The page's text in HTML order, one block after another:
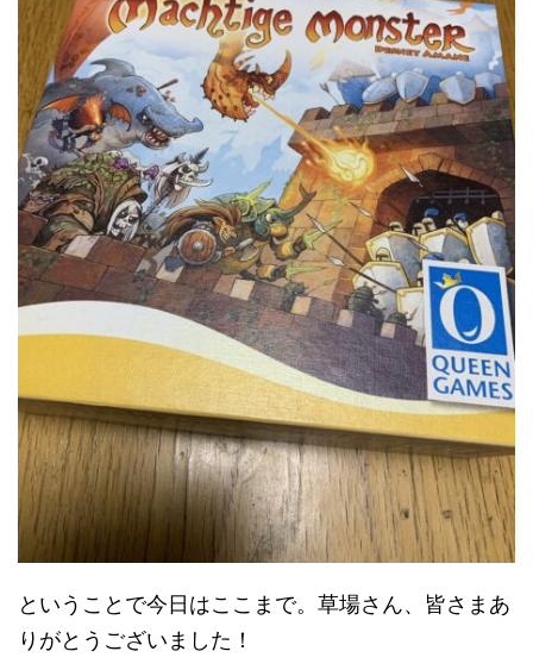
ということで今日はここまで。草場さん、皆さまあ
りがとうございました！